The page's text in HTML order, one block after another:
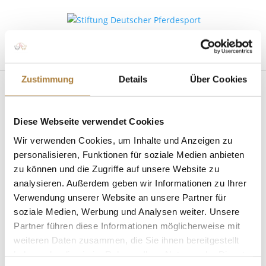
Zustimmung Details Über Cookies
Diese Webseite verwendet Cookies
Wir verwenden Cookies, um Inhalte und Anzeigen zu
personalisieren, Funktionen für soziale Medien anbieten
zu können und die Zugriffe auf unsere Website zu
analysieren. Außerdem geben wir Informationen zu Ihrer
Verwendung unserer Website an unsere Partner für
soziale Medien, Werbung und Analysen weiter. Unsere
Partner führen diese Informationen möglicherweise mit
weiteren Daten zusammen, die Sie ihnen bereitgestellt
Philine Ganders-Meyer
über die Entwicklung im
Projekt „Mit SICHERHEIT
besser reiten“, Foto:
Kaup/FN
von Inga Schmidt|29. März 2021